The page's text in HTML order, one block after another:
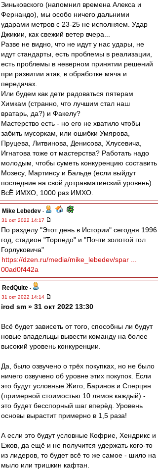
Зиньковского (напомнил времена Алекса и
Фернандо), мы особо ничего дальними
ударами метров с 23-25 не исполняем. Удар
Джикии, как свежий ветер вчера...
Разве не видно, что не идут у нас удары, не
идут стандарты, есть проблемы в реализации,
есть проблемы в неверном принятии решений
при развитии атак, в обработке мяча и
передачах.
Или будем как дети радоваться пятерам
Химкам (странно, что лучшим стал наш
вратарь, да?) и Факелу?
Мастерство есть - но его не хватило чтобы
забить мусоркам, или ошибки Умярова,
Пруцева, Литвинова, Денисова, Хлусевича,
Игнатова тоже от мастерства? Работать надо
молодым, чтобы суметь конкуренцию составить
Мозесу, Мартинсу и Бальде (если выйдут
последние на свой дотравматиеский уровень).
ВсЁ ИМХО, 1000 раз ИМХО.
Mike Lebedev -
31 окт 2022 14:17
По разделу "Этот день в Истории" сегодня 1996
год, стадион "Торпедо" и "Почти золотой гол
Горлуковича"
https://dzen.ru/media/mike_lebedev/spar ...
00ad0f442a
RedQuite -
31 окт 2022 14:14
irod sm » 31 окт 2022 13:30
Всё будет зависеть от того, способны ли будут
новые владельцы вывести команду на более
высокий уровень конкуренции.
Да, было озвучено о трёх покупках, но не было
ничего озвучено об уровне этих покупок. Если
это будут условные Жиго, Баринов и Сперцян
(примерной стоимостью 10 лямов каждый) -
это будет бесспорный шаг вперёд. Уровень
основы вырастит примерно в 1,5 раза!
А если это будут условные Кофрие, Хендрикс и
Ежов, да ещё и не получится удержать кого-то
из лидеров, то будет всё то же самое - шило на
мыло или тришкин кафтан.